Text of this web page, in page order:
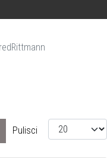
Pulisci Visualizza #